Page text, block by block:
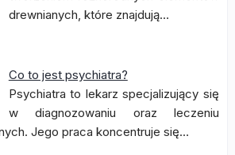
drewnianych, które znajdują…
Co to jest psychiatra?
Psychiatra to lekarz specjalizujący się
w diagnozowaniu oraz leczeniu
Jego praca koncentruje się…